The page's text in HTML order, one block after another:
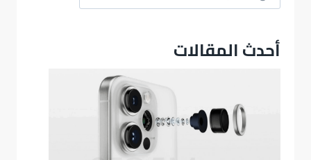
أحدث المقالات